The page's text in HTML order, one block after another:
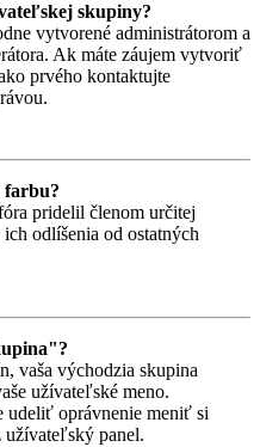
skupiny?
vytvorené administrátorom a
Ak máte záujem vytvoriť
prvého kontaktujte
farbu?
pridelil členom určitej
odlíšenia od ostatných
vaša východzia skupina
užívateľské meno.
udeliť oprávnenie meniť si
užívateľský panel.